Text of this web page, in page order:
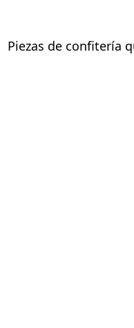
Piezas de confitería